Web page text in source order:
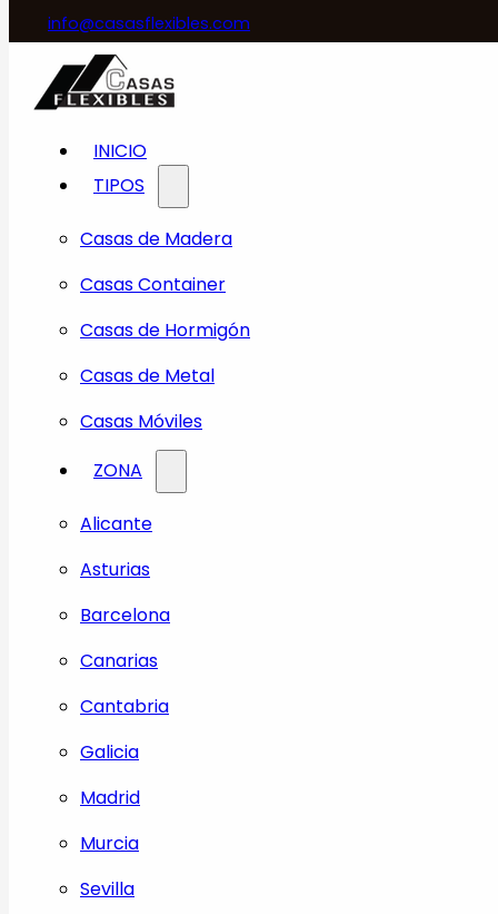
info@casasflexibles.com
INICIO
TIPOS
Casas de Madera
Casas Container
Casas de Hormigón
Casas de Metal
Casas Móviles
ZONA
Alicante
Asturias
Barcelona
Canarias
Cantabria
Galicia
Madrid
Murcia
Sevilla